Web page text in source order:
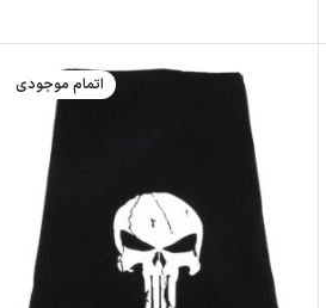
اتمام موجودی